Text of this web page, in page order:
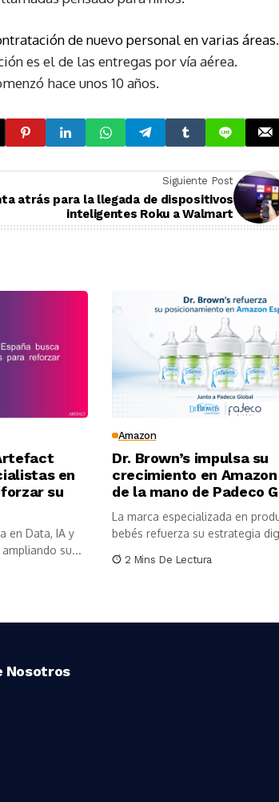
de nuevo personal en varias áreas.
es el de las entregas por vía aérea.
hace unos 10 años.
Siguiente Post
atrás para la llegada de dispositivos
inteligentes Roku a Walmart
en
su
en Data, IA y
su...
Amazon
Dr. Brown’s impulsa su
crecimiento en Amazon
de la mano de Padeco
La marca especializada en
bebés refuerza su estrategia
2 Mins De Lectura
Nosotros